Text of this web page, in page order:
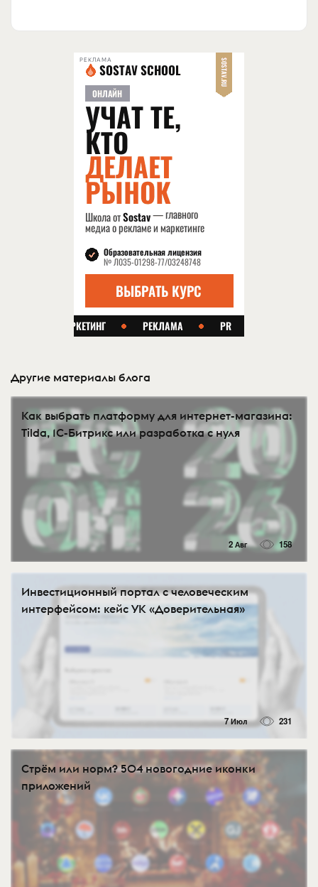
РЕКЛАМА
Другие материалы блога
Как выбрать платформу для интернет-магазина:
Tilda, 1С-Битрикс или разработка с нуля
2 Авг 158
Инвестиционный портал с человеческим
интерфейсом: кейс УК «Доверительная»
7 Июл 231
Стрём или норм? 504 новогодние иконки
приложений